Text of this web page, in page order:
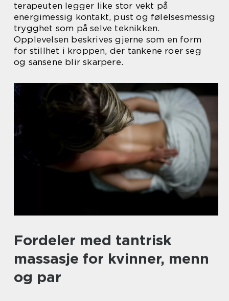
terapeuten legger like stor vekt på
energimessig kontakt, pust og følelsesmessig
trygghet som på selve teknikken.
Opplevelsen beskrives gjerne som en form
for stillhet i kroppen, der tankene roer seg
og sansene blir skarpere.
Fordeler med tantrisk
massasje for kvinner, menn
og par